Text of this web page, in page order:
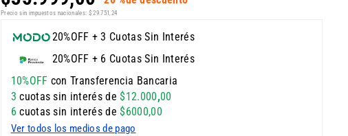
Precio sin impuestos nacionales: $ 29.751 24
20%OFF + 3 Cuotas Sin Interés
20%OFF + 6 Cuotas Sin Interés
10%OFF con Transferencia Bancaria
3 cuotas sin interés de$12.000,00
6 cuotas sin interés de$6000,00
Ver todos los medios de pago